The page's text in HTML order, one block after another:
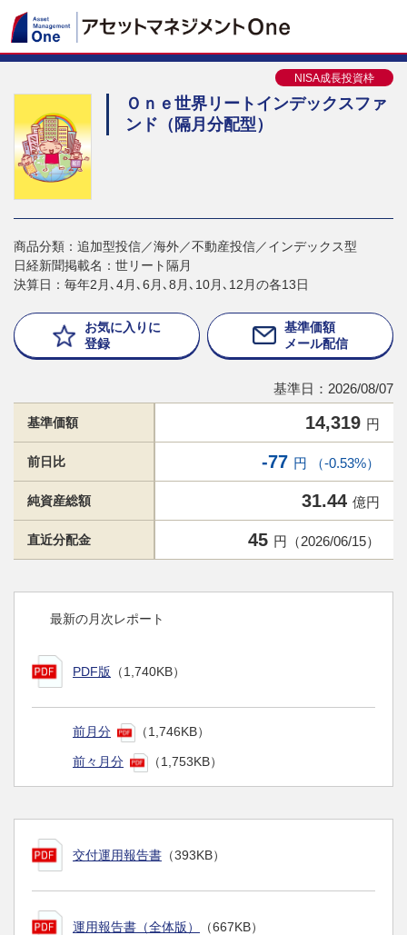
NISA成長投資枠
Ｏｎｅ世界リートインデックスファ
ンド（隔月分配型）
商品分類：追加型投信／海外／不動産投信／インデックス型
日経新聞掲載名：世リート隔月
決算日：毎年2月､4月､6月､8月､10月､12月の各13日
お気に入りに
登録
基準価額
メール配信
基準日：2026/08/07
基準価額 14,319 円
前日比 -77 円 （-0.53%）
純資産総額 31.44 億円
直近分配金 45 円（2026/06/15）
最新の月次レポート
PDF版 （1,740KB）
前月分 （1,746KB）
前々月分 （1,753KB）
交付運用報告書 （393KB）
運用報告書（全体版） （667KB）